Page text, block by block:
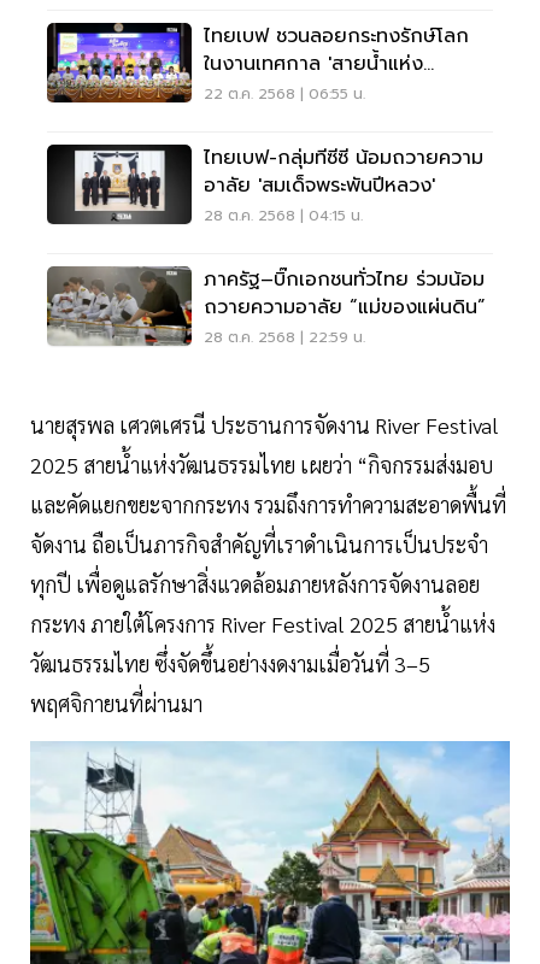
ไทยเบฟ ชวนลอยกระทงรักษ์โลก
ในงานเทศกาล 'สายน้ำแห่ง
วัฒนธรรมไทย'
22 ต.ค. 2568 | 06:55 น.
ไทยเบฟ-กลุ่มทีซีซี น้อมถวายความ
อาลัย 'สมเด็จพระพันปีหลวง'
28 ต.ค. 2568 | 04:15 น.
ภาครัฐ–บิ๊กเอกชนทั่วไทย ร่วมน้อม
ถวายความอาลัย “แม่ของแผ่นดิน”
28 ต.ค. 2568 | 22:59 น.
นายสุรพล เศวตเศรนี ประธานการจัดงาน River Festival
2025 สายน้ำแห่งวัฒนธรรมไทย เผยว่า “กิจกรรมส่งมอบ
และคัดแยกขยะจากกระทง รวมถึงการทำความสะอาดพื้นที่
จัดงาน ถือเป็นภารกิจสำคัญที่เราดำเนินการเป็นประจำ
ทุกปี เพื่อดูแลรักษาสิ่งแวดล้อมภายหลังการจัดงานลอย
กระทง ภายใต้โครงการ River Festival 2025 สายน้ำแห่ง
วัฒนธรรมไทย ซึ่งจัดขึ้นอย่างงดงามเมื่อวันที่ 3–5
พฤศจิกายนที่ผ่านมา